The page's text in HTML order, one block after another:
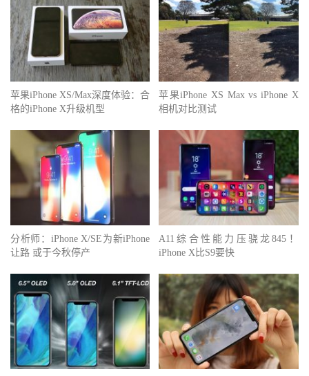
苹果iPhone XS/Max深度体验：合
格的iPhone X升级机型
苹果iPhone XS Max vs iPhone X
相机对比测试
分析师：iPhone X/SE为新iPhone
让路 或于今秋停产
A11综合性能力压骁龙845！
iPhone X比S9要快